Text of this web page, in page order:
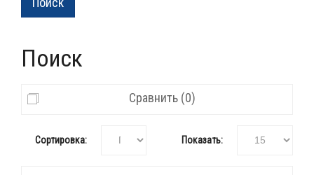
Поиск
Сравнить (0)
Сортировка: Показать: